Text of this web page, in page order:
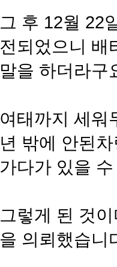
그 후 12월 22
전되었으니 배
말을 하더라구
여태까지 세워
년 밖에 안된
가다가 있을
그렇게 된 것
을 의뢰했습니